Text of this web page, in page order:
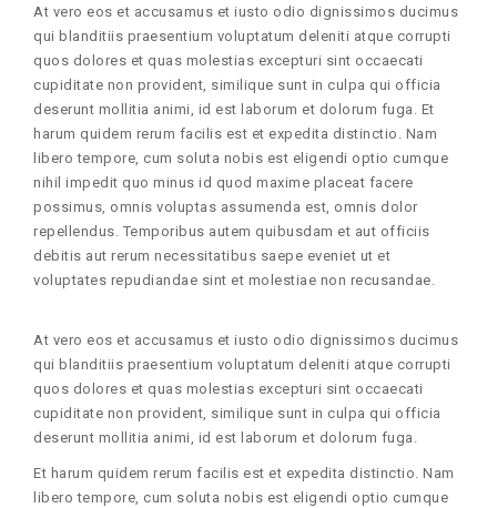
At vero eos et accusamus et iusto odio dignissimos ducimus
qui blanditiis praesentium voluptatum deleniti atque corrupti
quos dolores et quas molestias excepturi sint occaecati
cupiditate non provident, similique sunt in culpa qui officia
deserunt mollitia animi, id est laborum et dolorum fuga. Et
harum quidem rerum facilis est et expedita distinctio. Nam
libero tempore, cum soluta nobis est eligendi optio cumque
nihil impedit quo minus id quod maxime placeat facere
possimus, omnis voluptas assumenda est, omnis dolor
repellendus. Temporibus autem quibusdam et aut officiis
debitis aut rerum necessitatibus saepe eveniet ut et
voluptates repudiandae sint et molestiae non recusandae.
At vero eos et accusamus et iusto odio dignissimos ducimus
qui blanditiis praesentium voluptatum deleniti atque corrupti
quos dolores et quas molestias excepturi sint occaecati
cupiditate non provident, similique sunt in culpa qui officia
deserunt mollitia animi, id est laborum et dolorum fuga.
Et harum quidem rerum facilis est et expedita distinctio. Nam
libero tempore, cum soluta nobis est eligendi optio cumque